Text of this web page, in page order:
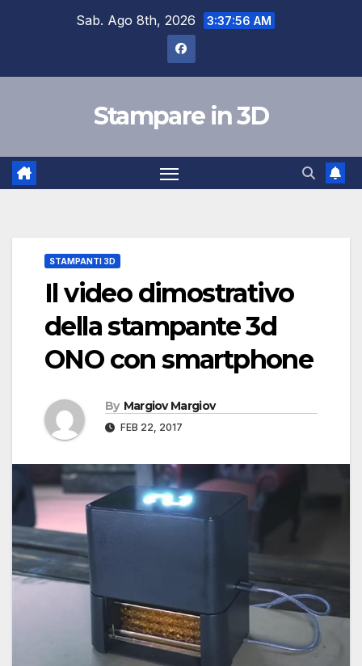
Sab. Ago 8th, 2026 3:37:57 AM
Stampare in 3D
STAMPANTI 3D
Il video dimostrativo
della stampante 3d
ONO con smartphone
By Margiov Margiov
FEB 22, 2017